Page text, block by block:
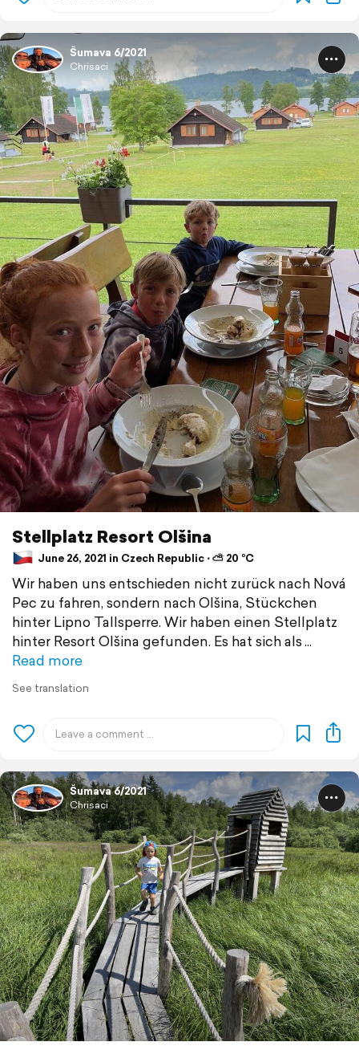
Šumava 6/2021
Chrisaci
Stellplatz Resort Olšina
June 26, 2021 in Czech Republic ⋅ ⛅ 20 °C
Wir haben uns entschieden nicht zurück nach Nová
Pec zu fahren, sondern nach Olšina, Stückchen
hinter Lipno Tallsperre. Wir haben einen Stellplatz
hinter Resort Olšina gefunden. Es hat sich als
Read more
See translation
Šumava 6/2021
Chrisaci